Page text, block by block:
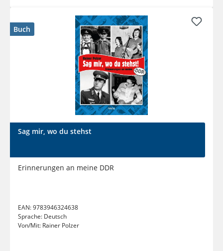
Buch
Sag mir, wo du stehst
Erinnerungen an meine DDR
EAN:9783946324638
Sprache: Deutsch
Von/Mit: Rainer Polzer